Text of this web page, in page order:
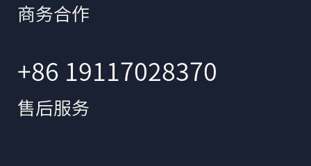
商务合作
+86 19117028370
售后服务